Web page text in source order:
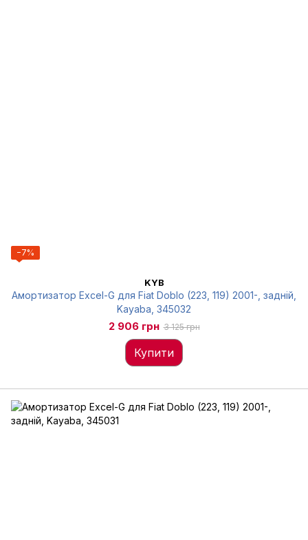
−7%
KYB
Амортизатор Excel-G для Fiat Doblo (223, 119) 2001-, задній,
Kayaba, 345032
2 906 грн 3 125 грн
Купити